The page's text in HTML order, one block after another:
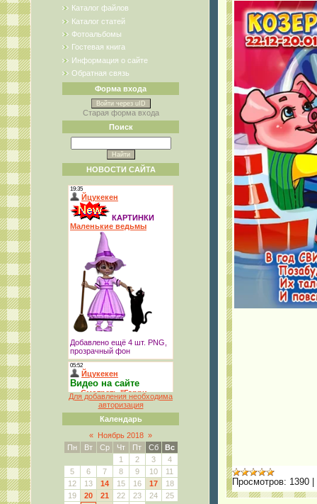
Каталог файлов
Каталог статей
Фотоальбомы
Гостевая книга
Информация о сайте
Обратная связь
Форма входа
Войти через uID
Старая форма входа
Поиск
НОВОСТИ САЙТА
Для добавления необходима
авторизация
Календарь
« Ноябрь 2018 »
Пн
Вт Ср Чт Пт Сб
Вс
1
2 3
4
5
6 7 8 9 10
11
12
13 14 15 16 17
18
19
20 21 22 23 24
25
Просмотров: 1390